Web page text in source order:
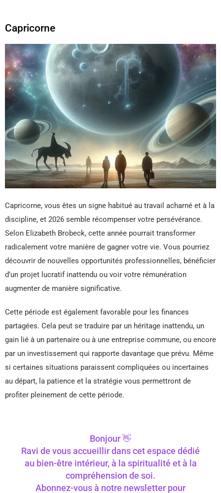
Capricorne
Capricorne, vous êtes un signe habitué au travail acharné et à la
discipline, et 2026 semble récompenser votre persévérance.
Selon Elizabeth Brobeck, cette année pourrait transformer
radicalement votre manière de gagner votre vie. Vous pourriez
découvrir de nouvelles opportunités professionnelles, bénéficier
d’un projet lucratif inattendu ou voir votre rémunération
augmenter de manière significative.
Cette période est également favorable pour les finances
partagées. Cela peut se traduire par un héritage inattendu, un
gain lié à un partenaire ou à une entreprise commune, ou encore
par un investissement qui rapporte davantage que prévu. Même
si certaines situations paraissent compliquées ou incertaines
au départ, la patience et la stratégie vous permettront de
profiter pleinement de cette période.
Bonjour 👋
Ravi de vous accueillir dans cet espace dédié
au bien-être intérieur, à la spiritualité et à la
compréhension de soi.
Abonnez-vous à notre newsletter pour